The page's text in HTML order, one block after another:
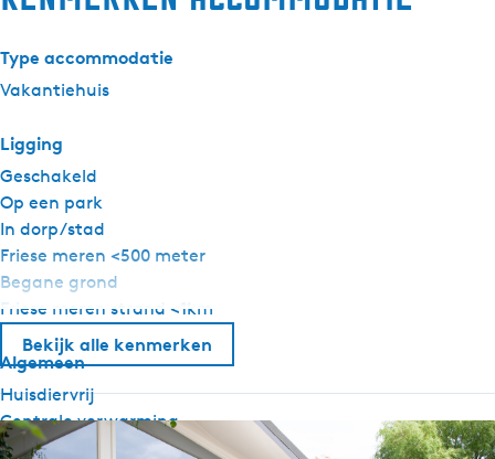
Type accommodatie
Vakantiehuis
Ligging
Geschakeld
Op een park
In dorp/stad
Friese meren <500 meter
Begane grond
Friese meren strand <1km
Algemeen
Huisdiervrij
Centrale verwarming
Rookvrij
Bekijk alle kenmerken